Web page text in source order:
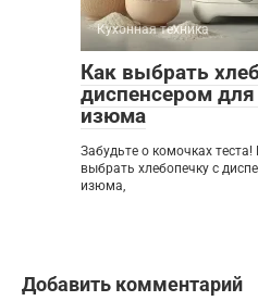
Кухонная техника
Как выбрать
диспенсером
изюма
Забудьте о комочках
выбрать хлебопечку с
изюма,
Добавить комментарий